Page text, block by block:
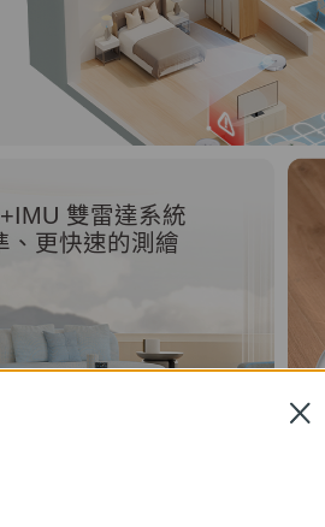
雙雷達系統
、更快速的測繪
Close